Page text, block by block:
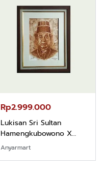
Rp2.999.000
Lukisan Sri Sultan
Hamengkubowono X
dari Kopi Karya Rudi
Winarso
Anyarmart